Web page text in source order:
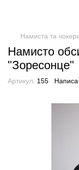
Намиста та
Намисто
"Зоресонце"
Артикул: 155